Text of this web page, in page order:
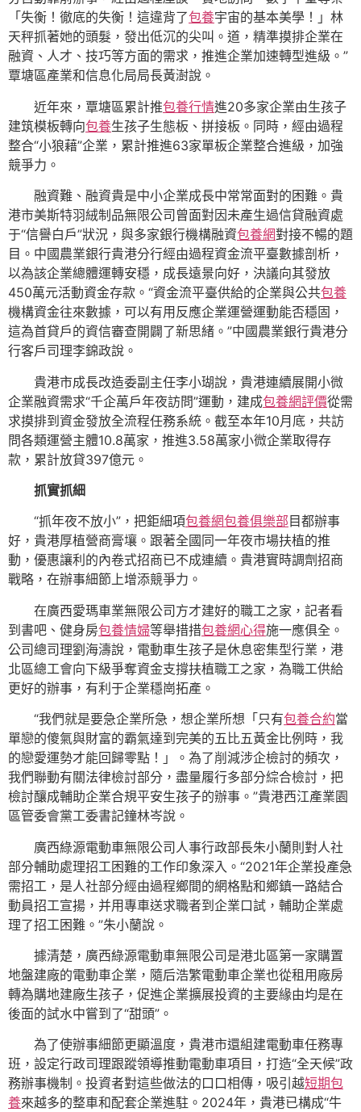
「失衡！徹底的失衡！這違背了包養宇宙的基本美學！」林
天秤抓著她的頭髮，發出低沉的尖叫。道，精準摸排企業在
融資、人才、技巧等方面的需求，推進企業加速轉型進級。”
覃塘區產業和信息化局局長黃澍說。
近年來，覃塘區累計推包養行情進20多家企業由生孩子
建筑模板轉向包養生孩子生態板、拼接板。同時，經由過程
整合“小狼藉”企業，累計推進63家單板企業整合進級，加強
競爭力。
融資難、融資貴是中小企業成長中常常面對的困難。貴
港市美斯特羽絨制品無限公司曾面對因未產生過信貸融資處
于“信譽白戶”狀況，與多家銀行機構融資包養網對接不暢的題
目。中國農業銀行貴港分行經由過程資金流平臺數據剖析，
以為該企業總體運轉安穩，成長遠景向好，決議向其發放
450萬元活動資金存款。“資金流平臺供給的企業與公共包養
機構資金往來數據，可以有用反應企業運營運動能否穩固，
這為首貸戶的資信審查開闢了新思緒。”中國農業銀行貴港分
行客戶司理李錦政說。
貴港市成長改造委副主任李小瑚說，貴港連續展開小微
企業融資需求“千企萬戶年夜訪問”運動，建成包養網評價從需
求摸排到資金發放全流程任務系統。截至本年10月底，共訪
問各類運營主體10.8萬家，推進3.58萬家小微企業取得存
款，累計放貸397億元。
抓實抓細
“抓年夜不放小”，把鉅細項包養網包養俱樂部 目都辦事
好，貴港厚植營商膏壤。跟著全國同一年夜市場扶植的推
動，優惠讓利的內卷式招商已不成連續。貴港實時調劑招商
戰略，在辦事細節上增添競爭力。
在廣西愛瑪車業無限公司方才建好的職工之家，記者看
到書吧、健身房包養情婦等舉措措包養網心得施一應俱全。
公司總司理劉海濤說，電動車生孩子是休息密集型行業，港
北區總工會向下級爭奪資金支撐扶植職工之家，為職工供給
更好的辦事，有利于企業穩崗拓產。
“我們就是要急企業所急，想企業所想「只有包養合約當
單戀的傻氣與財富的霸氣達到完美的五比五黃金比例時，我
的戀愛運勢才能回歸零點！」。為了削減涉企檢討的頻次，
我們聯動有關法律檢討部分，盡量履行多部分綜合檢討，把
檢討釀成輔助企業合規平安生孩子的辦事。”貴港西江產業園
區管委會黨工委書記鐘林岑說。
廣西綠源電動車無限公司人事行政部長朱小蘭則對人社
部分輔助處理招工困難的工作印象深入。“2021年企業投產急
需招工，是人社部分經由過程鄉間的網格點和鄉鎮一路結合
動員招工宣揚，并用專車送求職者到企業口試，輔助企業處
理了招工困難。”朱小蘭說。
據清楚，廣西綠源電動車無限公司是港北區第一家購置
地盤建廠的電動車企業，隨后浩繁電動車企業也從租用廠房
轉為購地建廠生孩子，促進企業擴展投資的主要緣由均是在
後面的試水中嘗到了“甜頭”。
為了使辦事細節更顯溫度，貴港市還組建電動車任務專
班，設定行政司理跟蹤領導推動電動車項目，打造“全天候”政
務辦事機制。投資者對這些做法的口口相傳，吸引越短期包
養來越多的整車和配套企業進駐。2024年，貴港已構成“牛